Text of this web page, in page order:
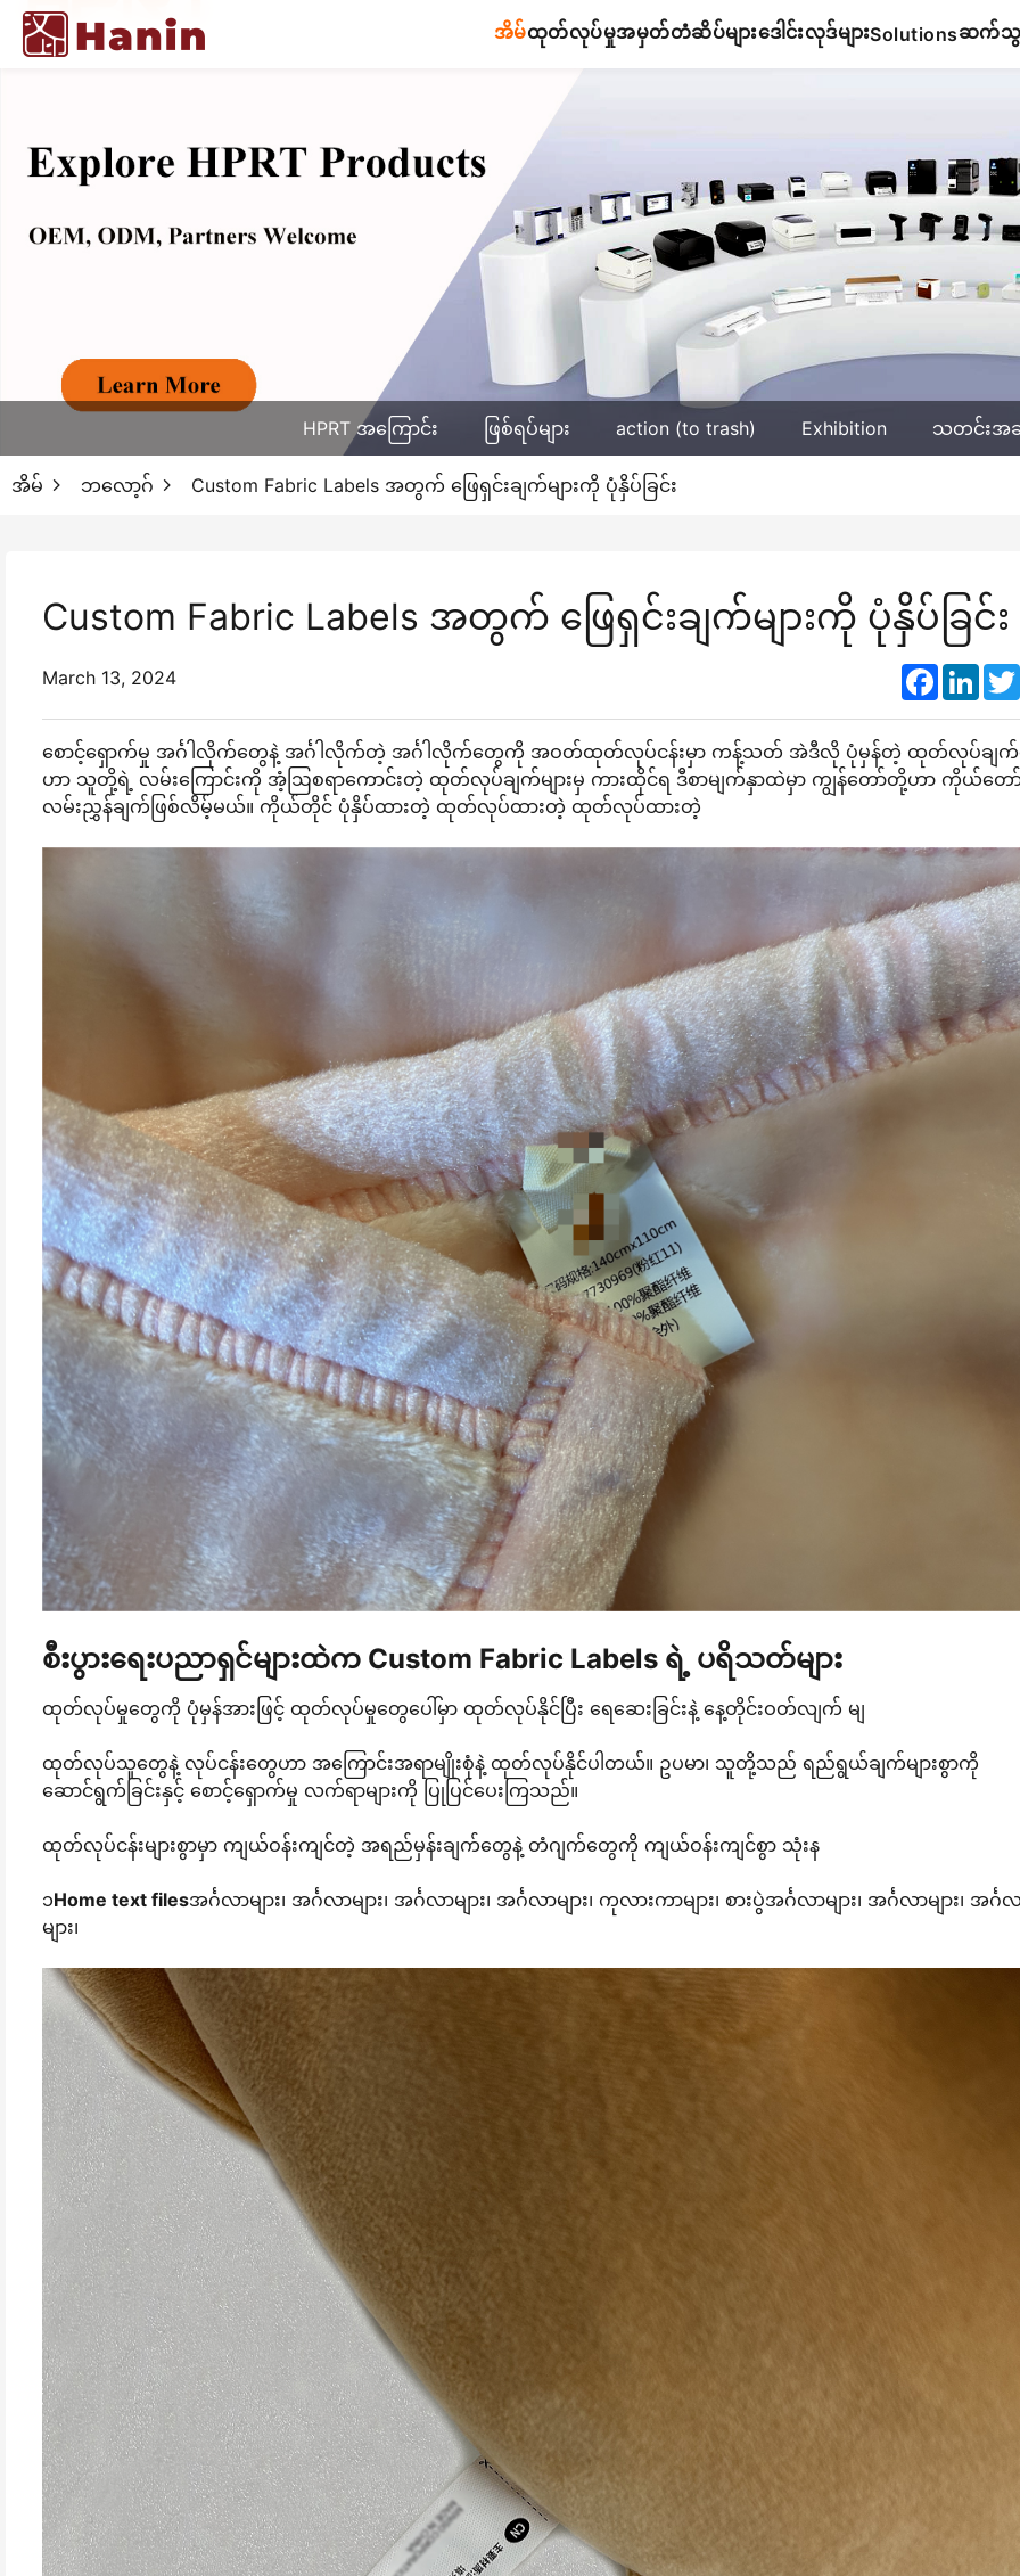
အိမ်ထုတ်လုပ်မှုအမှတ်တံဆိပ်များဒေါင်းလုဒ်များSolutionsဆက်
HPRT အကြောင်း ဖြစ်ရပ်များ action (to trash) Exhibition သတင်းအ
အိမ် ဘလော့ဂ် Custom Fabric Labels အတွက် ဖြေရှင်းချက်များကို ပုံနှိပ်ခြင်း
Custom Fabric Labels အတွက် ဖြေရှင်းချက်များကို ပုံနှိပ်ခြင်း
March 13, 2024
စောင့်ရှောက်မှု အင်္ဂါလိုက်တွေနဲ့ အင်္ဂါလိုက်တဲ့ အင်္ဂါလိုက်တွေကို အဝတ်ထုတ်လုပ်ငန်းမှာ ကန့်သတ် အဲဒီလို ပုံမှန်တဲ့ ထုတ်လုပ်ချ
ဟာ သူတို့ရဲ့ လမ်းကြောင်းကို အံ့ဩစရာကောင်းတဲ့ ထုတ်လုပ်ချက်များမှ ကားထိုင်ရ ဒီစာမျက်နှာထဲမှာ ကျွန်တော်တို့ဟာ ကိုယ်တေ
လမ်းညွှန်ချက်ဖြစ်လိမ့်မယ်။ ကိုယ်တိုင် ပုံနှိပ်ထားတဲ့ ထုတ်လုပ်ထားတဲ့ ထုတ်လုပ်ထားတဲ့
စီးပွားရေးပညာရှင်များထဲက Custom Fabric Labels ရဲ့ ပရိသတ်များ
ထုတ်လုပ်မှုတွေကို ပုံမှန်အားဖြင့် ထုတ်လုပ်မှုတွေပေါ်မှာ ထုတ်လုပ်နိုင်ပြီး ရေဆေးခြင်းနဲ့ နေ့တိုင်းဝတ်လျက် မျ
ထုတ်လုပ်သူတွေနဲ့ လုပ်ငန်းတွေဟာ အကြောင်းအရာမျိုးစုံနဲ့ ထုတ်လုပ်နိုင်ပါတယ်။ ဥပမာ၊ သူတို့သည် ရည်ရွယ်ချက်များစွာကို
ဆောင်ရွက်ခြင်းနှင့် စောင့်ရှောက်မှု လက်ရာများကို ပြုပြင်ပေးကြသည်။
ထုတ်လုပ်ငန်းများစွာမှာ ကျယ်ဝန်းကျင်တဲ့ အရည်မှန်းချက်တွေနဲ့ တံဂျက်တွေကို ကျယ်ဝန်းကျင်စွာ သုံးန
၁Home text filesအင်္ဂလာများ၊ အင်္ဂလာများ၊ အင်္ဂလာများ၊ အင်္ဂလာများ၊ ကုလားကာများ၊ စားပွဲအင်္ဂလာများ၊ အင်္ဂလာများ၊ အင်္ဂ
များ၊